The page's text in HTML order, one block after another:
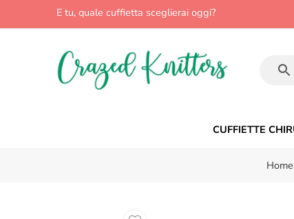
E tu, quale cuffietta sceglierai oggi?
CUFFIETTE